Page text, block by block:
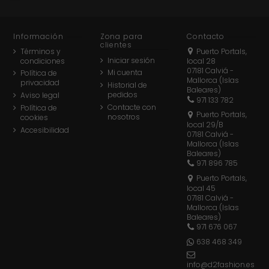
Información
Términos y
condiciones
Política de
privacidad
Aviso legal
Política de
cookies
Accesibilidad
Zona para
clientes
Iniciar sesión
Mi cuenta
Historial de
pedidos
Contacte con
nosotros
Contacto
Puerto Portals,
local 28
07181 Calviá -
Mallorca (Islas
Baleares)
971 133 782
Puerto Portals,
local 29/B
07181 Calviá -
Mallorca (Islas
Baleares)
971 896 785
Puerto Portals,
local 45
07181 Calviá -
Mallorca (Islas
Baleares)
971 676 067
638 468 349
info@d2fashion.es